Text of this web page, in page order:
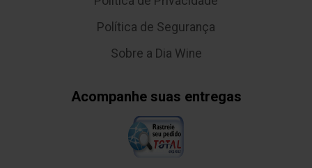
Política de Segurança
Sobre a Dia Wine
Acompanhe suas entregas